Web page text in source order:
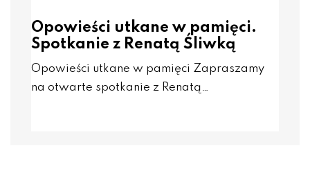
Opowieści utkane w pamięci.
Spotkanie z Renatą Śliwką
Opowieści utkane w pamięci Zapraszamy
na otwarte spotkanie z Renatą…